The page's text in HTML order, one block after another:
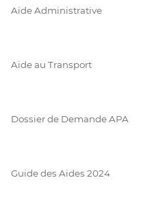
Aide Administrative
Aide au Transport
Dossier de Demande APA
Guide des Aides 2024